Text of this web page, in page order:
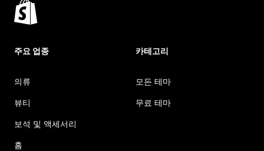
주요 업종
의류
뷰티
보석 및 액세서리
홈
카테고리
모든 테마
무료 테마